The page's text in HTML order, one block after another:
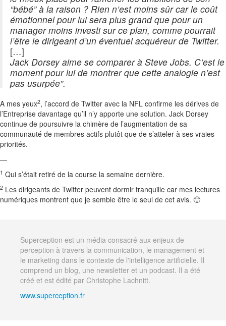
“bébé” à la raison ? Rien n’est moins sûr car le coût
émotionnel pour lui sera plus grand que pour un
manager moins investi sur ce plan, comme pourrait
l’être le dirigeant d’un éventuel acquéreur de Twitter.
[…]
Jack Dorsey aime se comparer à Steve Jobs. C’est le
moment pour lui de montrer que cette analogie n’est
pas usurpée”.
A mes yeux2, l’accord de Twitter avec la NFL confirme les dérives de
l’Entreprise davantage qu’il n’y apporte une solution. Jack Dorsey
continue de poursuivre la chimère de l’augmentation de sa
communauté de membres actifs plutôt que de s’atteler à ses vraies
priorités.
—
1 Qui s’était retiré de la course la semaine dernière.
2 Les dirigeants de Twitter peuvent dormir tranquille car mes lectures
numériques montrent que je semble être le seul de cet avis. 🙂
Superception est un média consacré aux enjeux de
perception à travers la communication, le management et
le marketing dans le contexte de l'intelligence artificielle. Il
comprend un blog, une newsletter et un podcast. Il a été
créé et est édité par Christophe Lachnitt.
www.superception.fr